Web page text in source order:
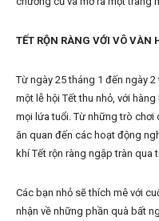
TẾT RỘN RÀNG VỚI VÔ VÀN
Từ ngày 25 tháng 1 đến ngày
một lễ hội Tết thu nhỏ, với
mọi lứa tuổi. Từ những trò chơi
ăn quan đến các hoạt động
khí Tết rộn ràng ngập tràn qua
Các bạn nhỏ sẽ thích mê với
nhận về những phần quà bất